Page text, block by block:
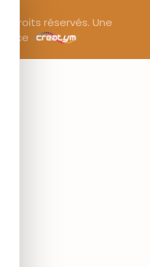
droits réservés. Une